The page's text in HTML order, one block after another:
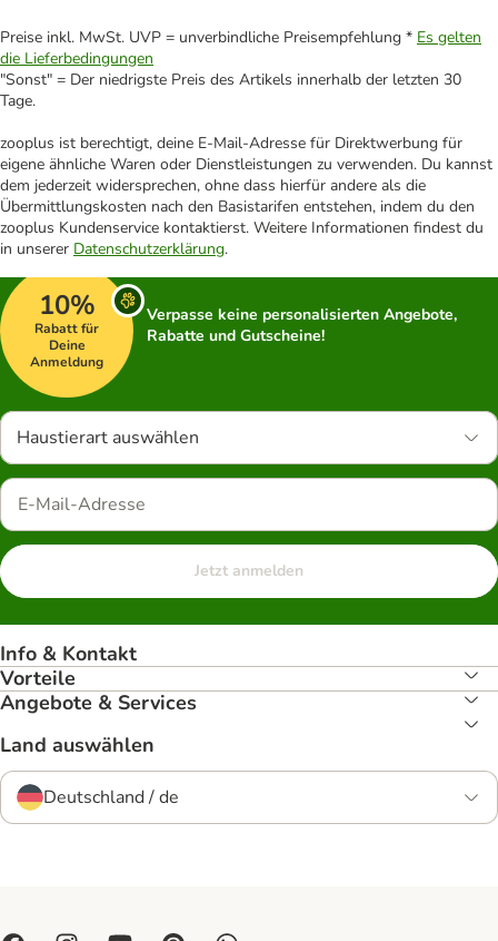
Preise inkl. MwSt. UVP = unverbindliche Preisempfehlung * Es gelten
die Lieferbedingungen
"Sonst" = Der niedrigste Preis des Artikels innerhalb der letzten 30
Tage.
zooplus ist berechtigt, deine E-Mail-Adresse für Direktwerbung für
eigene ähnliche Waren oder Dienstleistungen zu verwenden. Du kannst
dem jederzeit widersprechen, ohne dass hierfür andere als die
Übermittlungskosten nach den Basistarifen entstehen, indem du den
zooplus Kundenservice kontaktierst. Weitere Informationen findest du
in unserer Datenschutzerklärung.
10%
Rabatt für
Deine
Anmeldung
Verpasse keine personalisierten Angebote,
Rabatte und Gutscheine!
Haustierart auswählen
Jetzt anmelden
Info & Kontakt
Vorteile
Angebote & Services
Land auswählen
Deutschland / de